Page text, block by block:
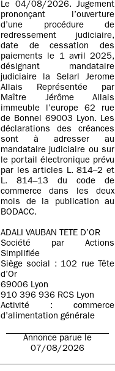
Le 04/08/2026. Jugement
prononçant l’ouverture
d’une procédure de
redressement judiciaire,
date de cessation des
paiements le 1 avril 2025,
désignant mandataire
judiciaire la Selarl Jerome
Allais Représentée par
Maître Jérôme Allais
immeuble l’europe 62 rue
de Bonnel 69003 Lyon. Les
déclarations des créances
sont à adresser au
mandataire judiciaire ou sur
le portail électronique prévu
par les articles L. 814–2 et
L. 814–13 du code de
commerce dans les deux
mois de la publication au
BODACC.
ADALI VAUBAN TETE D’OR
Société par Actions
Simplifiée
Siège social : 102 rue Tête
d’Or
69006 Lyon
910 396 936 RCS Lyon
Activité : commerce
d’alimentation générale
Annonce parue le
07/08/2026